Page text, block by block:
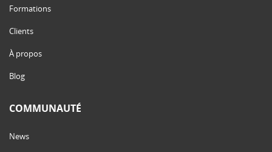
Formations
Clients
À propos
Blog
COMMUNAUTÉ
News